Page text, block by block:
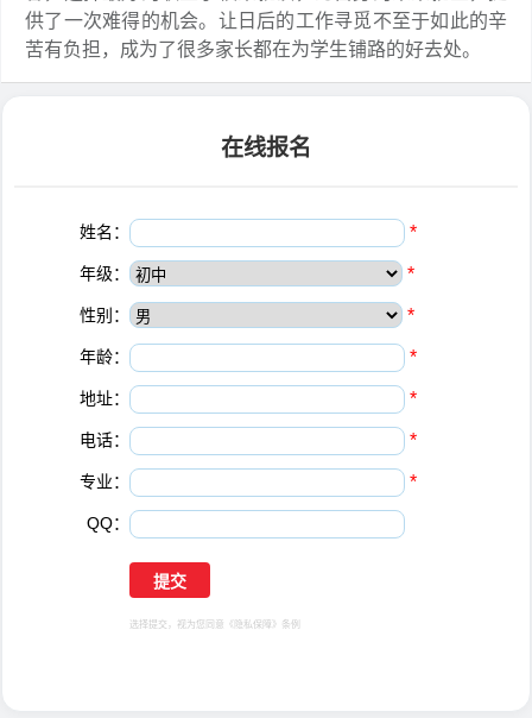
供了一次难得的机会。让日后的工作寻觅不至于如此的辛
苦有负担，成为了很多家长都在为学生铺路的好去处。
在线报名
姓名： *
年级： *
性别： *
年龄： *
地址： *
电话： *
专业： *
QQ：
选择提交，视为您同意 《隐私保障》 条例